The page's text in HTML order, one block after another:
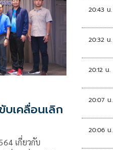
บเคลื่อนเลิก
เกี่ยวกับ
20:43 น.
20:32 น.
20:12 น.
20:07 น.
20:06 น.